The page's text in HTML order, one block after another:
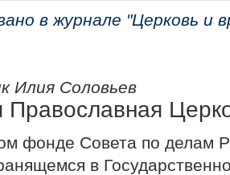
в журнале "Церковь и
Илия Соловьев
Православная
фонде Совета по делам
в